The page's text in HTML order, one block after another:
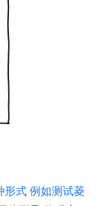
形式 例如测试菱